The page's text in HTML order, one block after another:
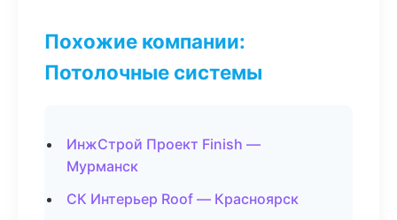
Похожие компании:
Потолочные системы
ИнжСтрой Проект Finish —
Мурманск
СК Интерьер Roof — Красноярск